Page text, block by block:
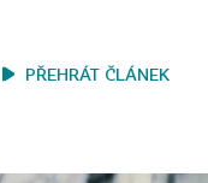
PŘEHRÁT ČLÁNEK